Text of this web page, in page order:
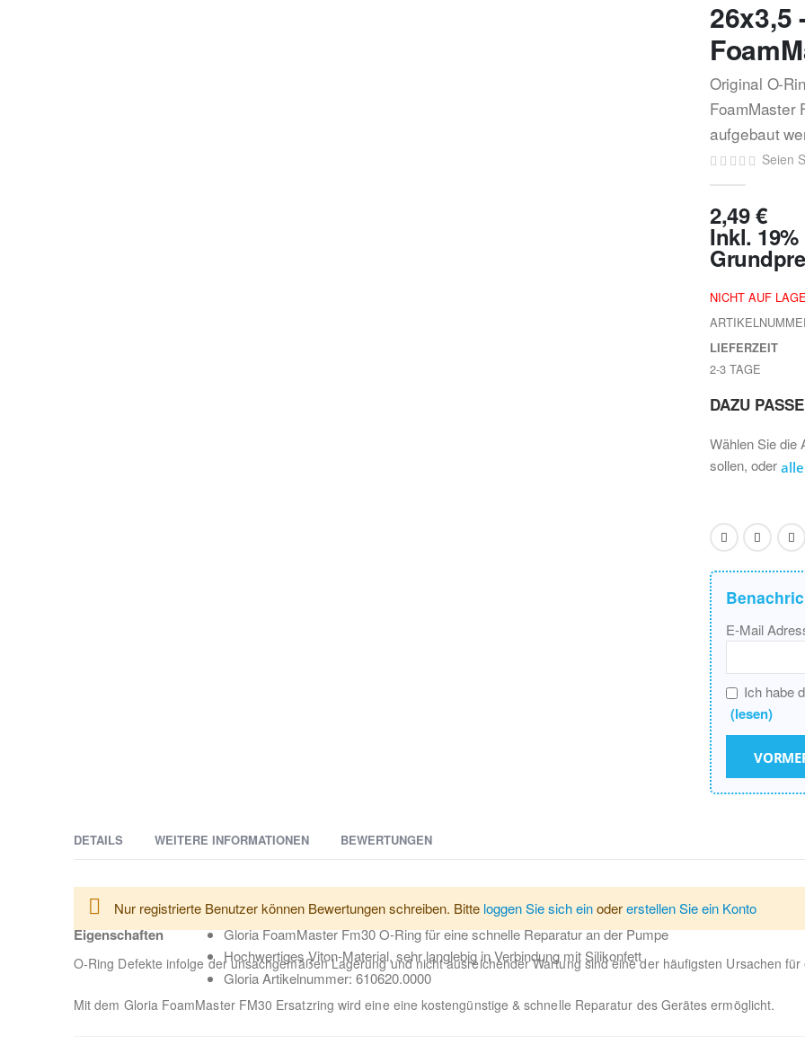
26x3,5
Original O-
FoamMaster
aufgebaut
Seien
2,49 €
Inkl.
NICHT AUF
LIEFERZEIT
2-3 TAGE
DAZU
Wählen Sie die
sollen, oder
E-Mail
Ich habe
(lesen)
DETAILS
Manchmal ist es schnell passiert: Die Sprühlösung nach dem Gebrauch aus dem FoamMaster FM30 nicht entleert und bereits
O-Ring Defekte infolge der unsachgemäßen Lagerung und nicht ausreichender Wartung sind eine der häufigsten Ursachen
Mit dem Gloria FoamMaster FM30 Ersatzring wird eine eine kostengünstige & schnelle Reparatur des Gerätes ermöglicht.
WEITERE INFORMATIONEN
Weitere
Informationen
Lieferzeit 2-3 Tage
Eigenschaften
Gloria FoamMaster Fm30 O-Ring für eine schnelle Reparatur an der Pumpe
Hochwertiges Viton-Material, sehr langlebig in Verbindung mit Silikonfett
Gloria Artikelnummer: 610620.0000
BEWERTUNGEN
Nur registrierte Benutzer können Bewertungen schreiben. Bitte loggen Sie sich einodererstellen Sie ein Konto